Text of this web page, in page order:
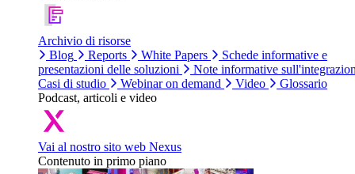
Archivio di risorse
Blog
Reports White Papers
Schede informative e
presentazioni delle soluzioni
Note informative
Casi di studio
Webinar on demand Video
Glossario
Podcast, articoli e video
Vai al nostro sito web Nexus
Contenuto in primo piano